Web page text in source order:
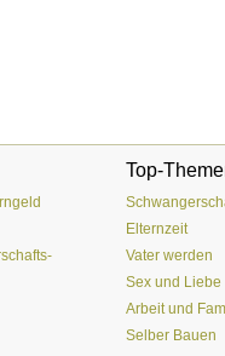
Top-
Elternzeit
Vater werden
Sex und Liebe
Arbeit und
Selber Bauen